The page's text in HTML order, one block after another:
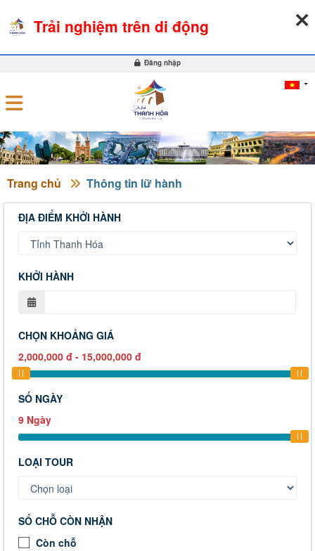
Đăng nhập
Trang chủ Thông tin lữ hành
ĐỊA ĐIỂM KHỞI HÀNH
KHỞI HÀNH
CHỌN KHOẢNG GIÁ
2,000,000 đ - 15,000,000 đ
SỐ NGÀY
9 Ngày
LOẠI TOUR
SỐ CHỖ CÒN NHẬN
Còn chỗ
Trải nghiệm trên di động